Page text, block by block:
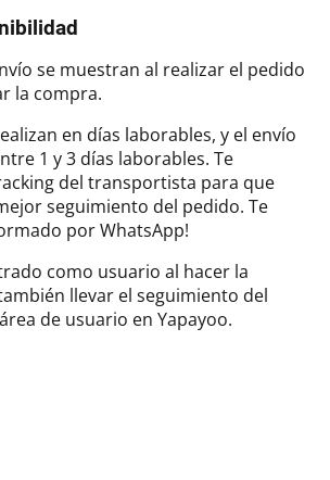
se muestran al realizar el pedido
la compra.
en días laborables, y el envío
1 y 3 días laborables. Te
del transportista para que
seguimiento del pedido. Te
por WhatsApp!
como usuario al hacer la
llevar el seguimiento del
de usuario en Yapayoo.